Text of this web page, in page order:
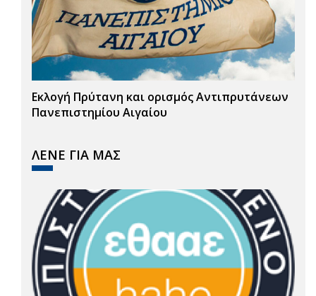
Εκλογή Πρύτανη και ορισμός Αντιπρυτάνεων
Πανεπιστημίου Αιγαίου
ΛΕΝΕ ΓΙΑ ΜΑΣ